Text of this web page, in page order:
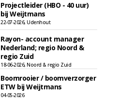
Projectleider (HBO - 40 uur)
bij Weijtmans
22-07-2026, Udenhout
Rayon- account manager
Nederland; regio Noord &
regio Zuid
18-06-2026, Noord & regio Zuid
Boomrooier / boomverzorger
ETW bij Weijtmans
04-05-2026